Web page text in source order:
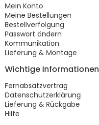
Mein Konto
Meine Bestellungen
Bestellverfolgung
Passwort ändern
Kommunikation
Lieferung & Montage
Wichtige Informationen
Fernabsatzvertrag
Datenschutzerklärung
Lieferung & Rückgabe
Hilfe